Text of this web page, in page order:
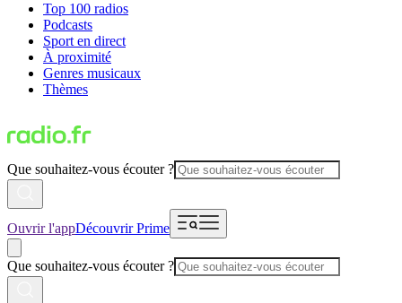
Top 100 radios
Podcasts
Sport en direct
À proximité
Genres musicaux
Thèmes
Que souhaitez-vous écouter ?
Ouvrir l'appDécouvrir Prime
Que souhaitez-vous écouter ?